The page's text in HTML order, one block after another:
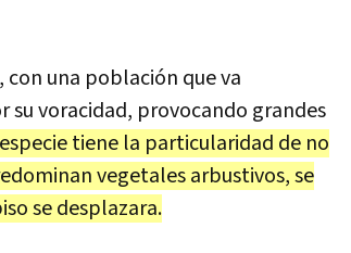
con una población que va
voracidad, provocando grandes
tiene la particularidad de no
vegetales arbustivos, se
se desplazara.